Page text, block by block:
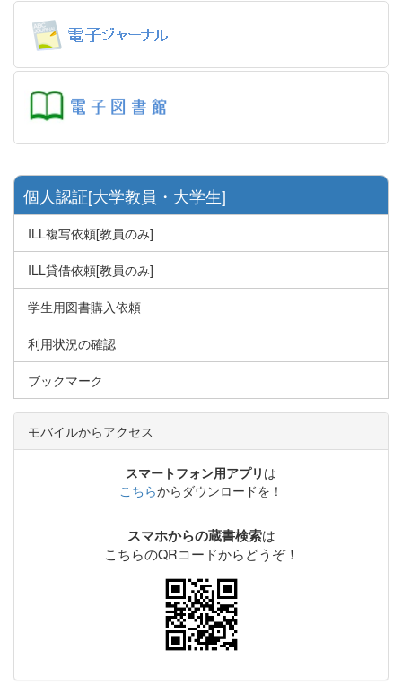
個人認証[大学教員・大学生]
ILL複写依頼[教員のみ]
ILL貸借依頼[教員のみ]
学生用図書購入依頼
利用状況の確認
ブックマーク
モバイルからアクセス
スマートフォン用アプリ は
こちらからダウンロードを！
スマホからの蔵書検索は
こちらのQRコードからどうぞ！